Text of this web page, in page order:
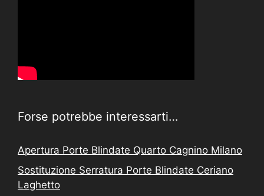
Forse potrebbe interessarti…
Apertura Porte Blindate Quarto Cagnino Milano
Sostituzione Serratura Porte Blindate Ceriano
Laghetto